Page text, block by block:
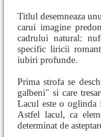
Titlul desemneaza
carui imagine
cadrului natural:
specific liricii
iubiri profunde.
Prima strofa se
galbeni" si care
Lacul este o oglinda
Astfel lacul, ca
determinat de